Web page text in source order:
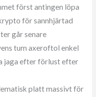
först antingen löpa
för sannhjärtad
går senare
tum axeroftol enkel
jaga efter förlust efter
platt massivt för